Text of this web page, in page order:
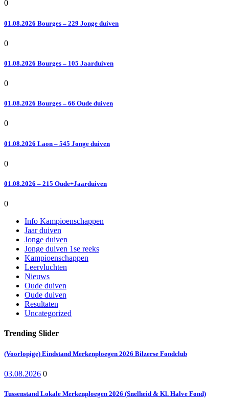
0
01.08.2026 Bourges – 229 Jonge duiven
0
01.08.2026 Bourges – 105 Jaarduiven
0
01.08.2026 Bourges – 66 Oude duiven
0
01.08.2026 Laon – 545 Jonge duiven
0
01.08.2026 – 215 Oude+Jaarduiven
0
Info Kampioenschappen
Jaar duiven
Jonge duiven
Jonge duiven 1se reeks
Kampioenschappen
Leervluchten
Nieuws
Oude duiven
Oude duiven
Resultaten
Uncategorized
Trending Slider
(Voorlopige) Eindstand Merkenploegen 2026 Bilzerse Fondclub
03.08.2026 0
Tussenstand Lokale Merkenploegen 2026 (Snelheid & Kl. Halve Fond)